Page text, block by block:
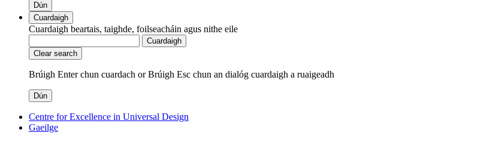
Dún
Cuardaigh
Cuardaigh beartais, taighde, foilseacháin agus nithe eile
Cuardaigh
Clear search
Brúigh Enter chun cuardach orBrúigh Esc chun an dialóg cuardaigh a ruaigeadh
Dún
Centre for Excellence in Universal Design
Gaeilge